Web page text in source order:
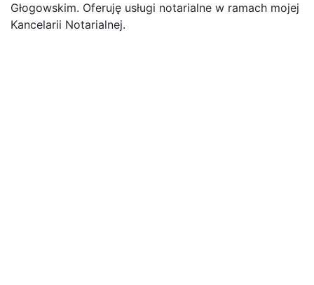
Głogowskim. Oferuję usługi notarialne w ramach mojej
Kancelarii Notarialnej.